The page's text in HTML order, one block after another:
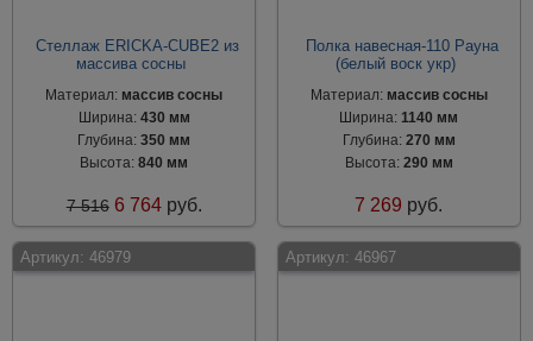
Стеллаж ERICKA-CUBE2 из
массива сосны
Материал: массив сосны
Ширина: 430 мм
Глубина:350 мм
Высота:840 мм
7 516 6 764 руб.
Полка навесная-110 Рауна
(белый воск укр)
Материал: массив сосны
Ширина:1140 мм
Глубина: 270 мм
Высота: 290 мм
7 269 руб.
Артикул: 46979 Артикул: 46967